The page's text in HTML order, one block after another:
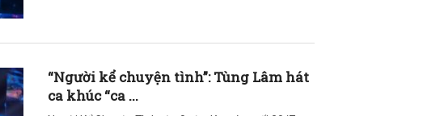
“Người kể chuyện tình”: Tùng Lâm hát
ca khúc “ca ...